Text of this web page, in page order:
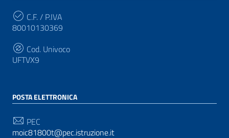
C.F. / P.IVA
80010130369
Cod. Univoco
UFTVX9
POSTA ELETTRONICA
PEC
moic81800t@pec.istruzione.it